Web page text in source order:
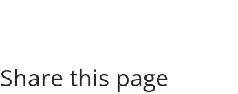
Share this page